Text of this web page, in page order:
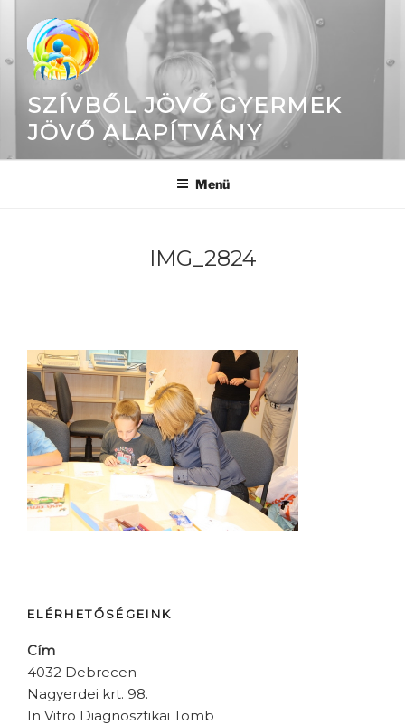
SZÍVBŐL JÖVŐ GYERMEK
JÖVŐ ALAPÍTVÁNY
Menü
IMG_2824
ELÉRHETŐSÉGEINK
Cím
4032 Debrecen
Nagyerdei krt. 98.
In Vitro Diagnosztikai Tömb